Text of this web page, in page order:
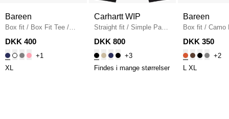
Bareen
Box fit / Box Fit Tee /
NAVY
DKK 400
+1
XL
Carhartt WIP
Straight fit / Simple Pant
I020075 / BLACK
DKK 800
+3
Findes i mange størrelser
Bareen
Box fit / Camo
Fit T-shirt /
DKK 350
+2
XL